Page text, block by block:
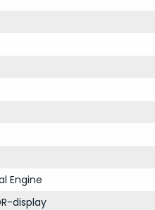
Engine
display